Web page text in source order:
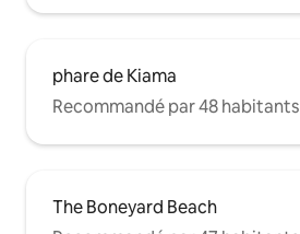
phare de Kiama
Recommandé par 48 habitants
The Boneyard Beach